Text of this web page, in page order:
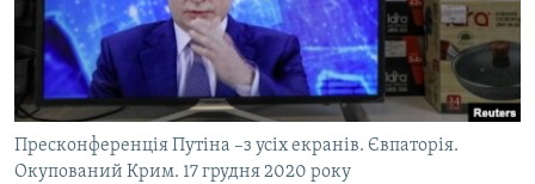
ПОДКАСТИ
КРИМ РЕАЛІЇ
РУС
УКР
Пресконференція Путіна –з усіх екранів. Євпаторія.
Окупований Крим. 17 грудня 2020 року